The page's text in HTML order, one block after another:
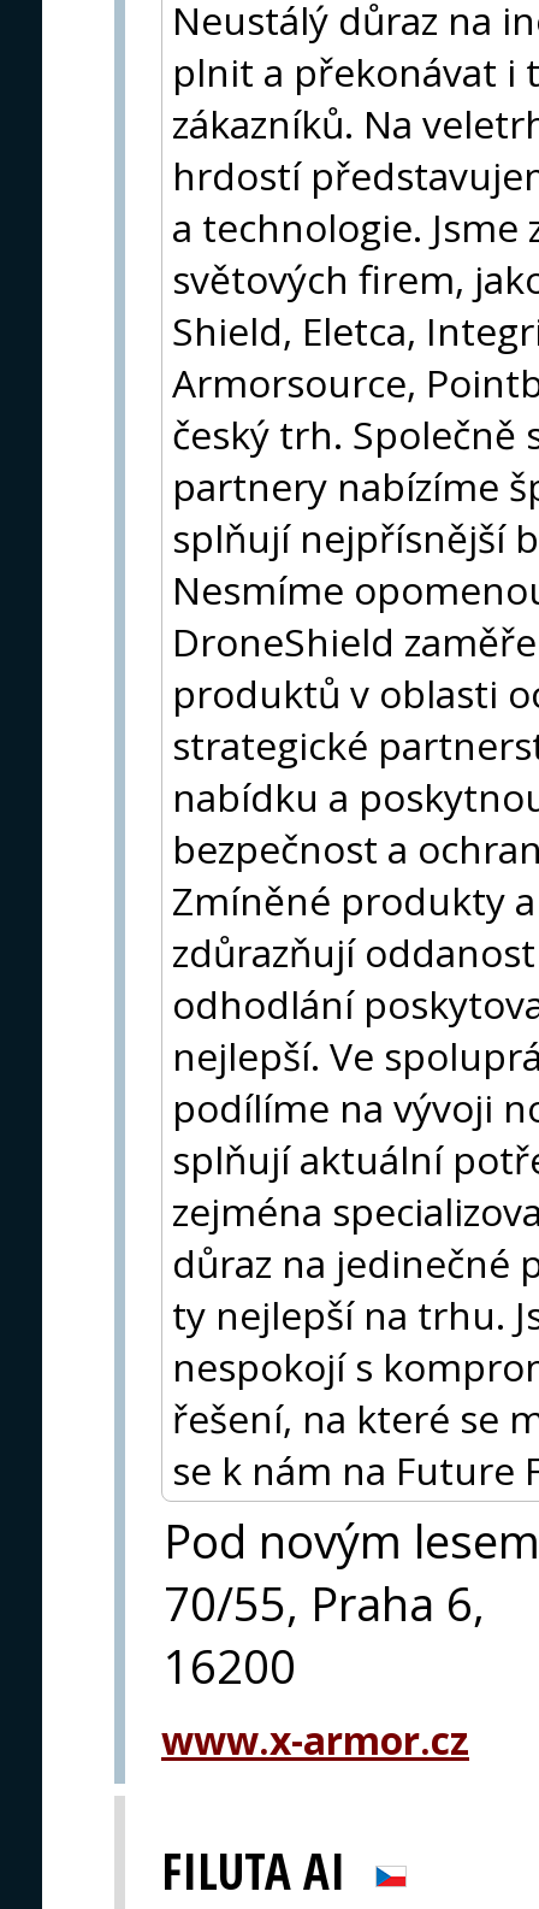
Neustálý důraz na
plnit a překonávat i
zákazníků. Na
hrdostí
a technologie.
světových firem,
Shield, Eletca,
Armorsource,
český trh.
partnery nabízíme
splňují nejpřísnější
Nesmíme
DroneShield
produktů v oblasti
strategické
nabídku a
bezpečnost a
Zmíněné produkty
zdůrazňují
odhodlání
nejlepší. Ve
podílíme na vývoji
splňují aktuální
zejména
důraz na jedinečné
ty nejlepší na trhu.
nespokojí s
řešení, na které se
se k nám na Future
Pod novým lesem
70/55, Praha 6,
16200
www.x-armor.cz
FILUTA AI